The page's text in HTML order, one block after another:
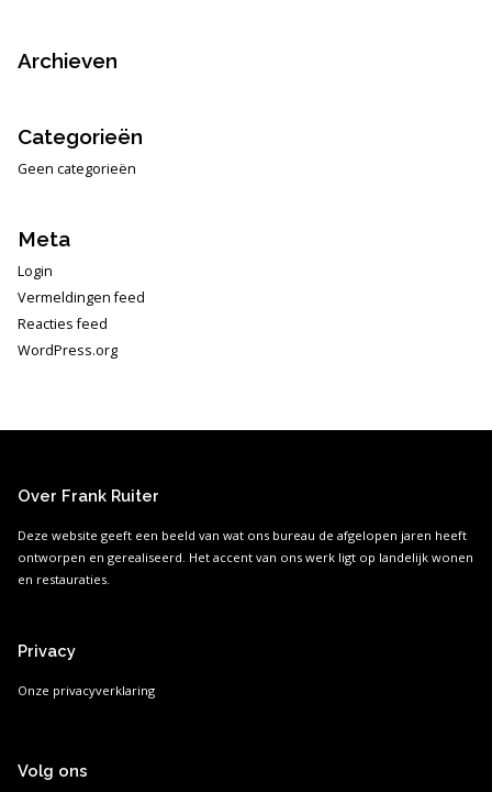
Archieven
Categorieën
Geen categorieën
Meta
Login
Vermeldingen feed
Reacties feed
WordPress.org
Over Frank Ruiter
Deze website geeft een beeld van wat ons bureau de afgelopen jaren heeft
ontworpen en gerealiseerd. Het accent van ons werk ligt op landelijk wonen
en restauraties.
Privacy
Onze privacyverklaring
Volg ons